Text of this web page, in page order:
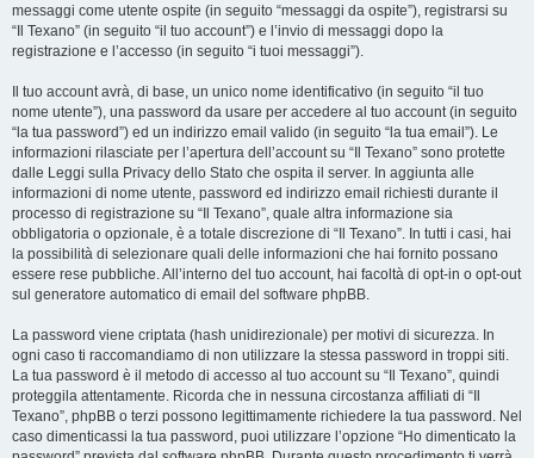
messaggi come utente ospite (in seguito “messaggi da ospite”), registrarsi su
“Il Texano” (in seguito “il tuo account”) e l’invio di messaggi dopo la
registrazione e l’accesso (in seguito “i tuoi messaggi”).
Il tuo account avrà, di base, un unico nome identificativo (in seguito “il tuo
nome utente”), una password da usare per accedere al tuo account (in seguito
“la tua password”) ed un indirizzo email valido (in seguito “la tua email”). Le
informazioni rilasciate per l’apertura dell’account su “Il Texano” sono protette
dalle Leggi sulla Privacy dello Stato che ospita il server. In aggiunta alle
informazioni di nome utente, password ed indirizzo email richiesti durante il
processo di registrazione su “Il Texano”, quale altra informazione sia
obbligatoria o opzionale, è a totale discrezione di “Il Texano”. In tutti i casi, hai
la possibilità di selezionare quali delle informazioni che hai fornito possano
essere rese pubbliche. All’interno del tuo account, hai facoltà di opt-in o opt-out
sul generatore automatico di email del software phpBB.
La password viene criptata (hash unidirezionale) per motivi di sicurezza. In
ogni caso ti raccomandiamo di non utilizzare la stessa password in troppi siti.
La tua password è il metodo di accesso al tuo account su “Il Texano”, quindi
proteggila attentamente. Ricorda che in nessuna circostanza affiliati di “Il
Texano”, phpBB o terzi possono legittimamente richiedere la tua password. Nel
caso dimenticassi la tua password, puoi utilizzare l’opzione “Ho dimenticato la